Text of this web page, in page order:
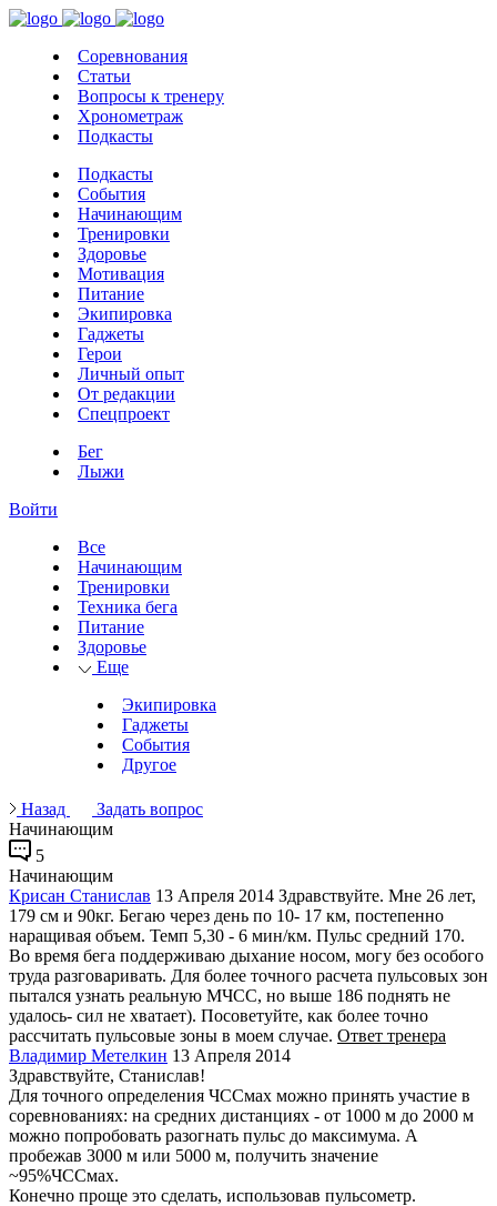
Соревнования
Статьи
Вопросы к тренеру
Хронометраж
Подкасты
Подкасты
События
Начинающим
Тренировки
Здоровье
Мотивация
Питание
Экипировка
Гаджеты
Герои
Личный опыт
От редакции
Спецпроект
Бег
Лыжи
Войти
Все
Начинающим
Тренировки
Техника бега
Питание
Здоровье
Еще
Экипировка
Гаджеты
События
Другое
Назад
Задать вопрос
Начинающим
5
Начинающим
Крисан Станислав 13 Апреля 2014 Здравствуйте. Мне 26 лет,
179 см и 90кг. Бегаю через день по 10- 17 км, постепенно
наращивая объем. Темп 5,30 - 6 мин/км. Пульс средний 170.
Во время бега поддерживаю дыхание носом, могу без особого
труда разговаривать. Для более точного расчета пульсовых зон
пытался узнать реальную МЧСС, но выше 186 поднять не
удалось- сил не хватает). Посоветуйте, как более точно
рассчитать пульсовые зоны в моем случае. Ответ тренера
Владимир Метелкин 13 Апреля 2014
Здравствуйте, Станислав!
Для точного определения ЧССмах можно принять участие в
соревнованиях: на средних дистанциях - от 1000 м до 2000 м
можно попробовать разогнать пульс до максимума. А
пробежав 3000 м или 5000 м, получить значение
~95%ЧССмах.
Конечно проще это сделать, использовав пульсометр.